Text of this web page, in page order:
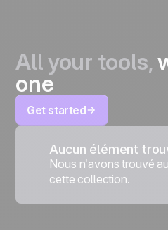
All your tools,
one
Get started
Aucun élément
Nous n’avons trouvé
cette collection.